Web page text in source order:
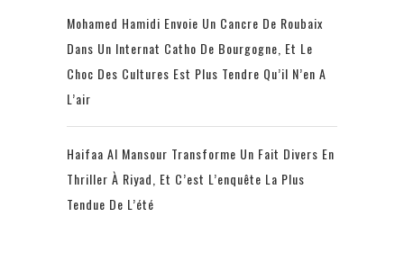
Mohamed Hamidi Envoie Un Cancre De Roubaix
Dans Un Internat Catho De Bourgogne, Et Le
Choc Des Cultures Est Plus Tendre Qu’il N’en A
L’air
Haifaa Al Mansour Transforme Un Fait Divers En
Thriller À Riyad, Et C’est L’enquête La Plus
Tendue De L’été